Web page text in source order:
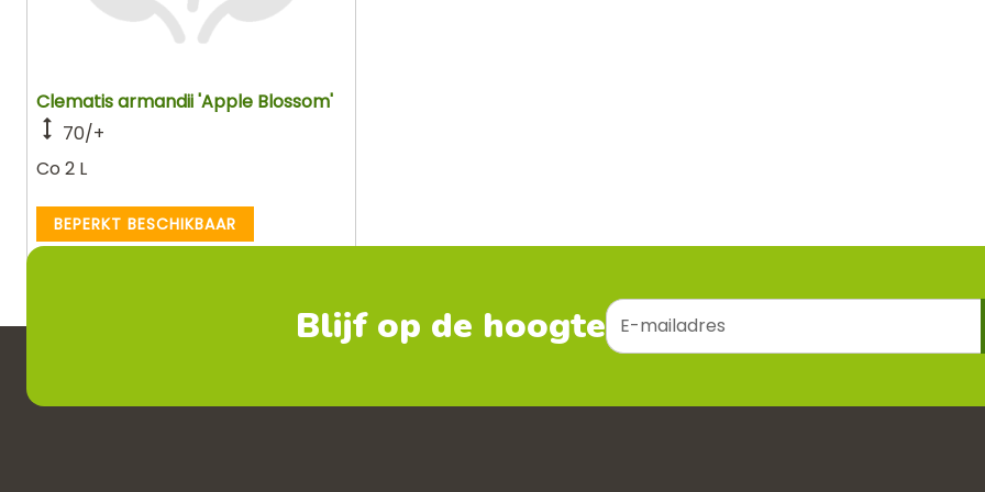
Clematis armandii 'Apple Blossom'
70/+
Co 2 L
BEPERKT BESCHIKBAAR
Blijf op de hoogteE-
mailadres